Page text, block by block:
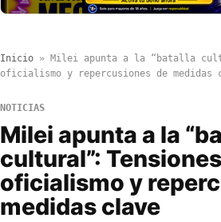
Inicio » Milei apunta a la “batalla
oficialismo y repercusiones de medidas
NOTICIAS
Milei apunta a la
cultural”:
oficialismo y
medidas clave